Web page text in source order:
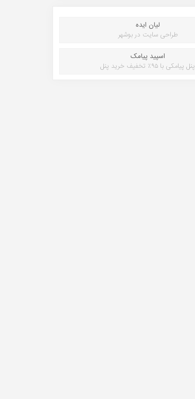
لیان ایده
طراحی سایت در بوشهر
اسپید پیامک
پنل پیامکی با ۹۵٪ تخفیف خرید پنل